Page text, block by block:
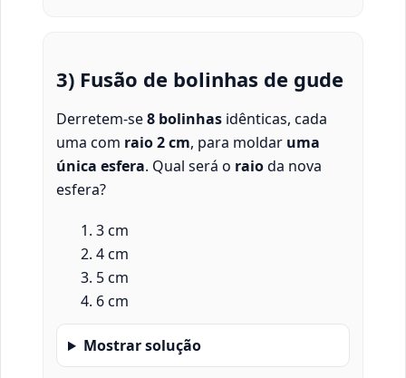
3) Fusão de bolinhas de gude
Derretem-se8 bolinhas idênticas, cada
uma com raio 2 cm, para moldar uma
única esfera. Qual será o raioda nova
esfera?
3 cm
4 cm
5 cm
6 cm
Mostrar solução